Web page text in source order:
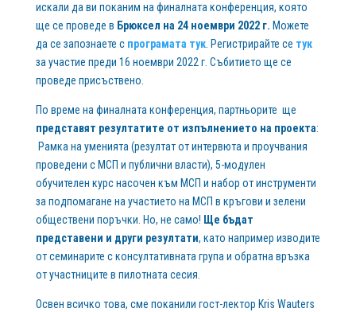
искали да ви поканим на финалната конференция, която
ще се проведе в Брюксел на 24 ноември 2022 г. Можете
да се запознаете с програмата тук. Регистрирайте се тук
за участие преди 16 ноември 2022 г. Събитието ще се
проведе присъствено.
По време на финалната конференция, партньорите ще
представят резултатите от изпълнението на проекта:
Рамка на уменията (резултат от интервюта и проучвания
проведени с МСП и публични власти), 5-модулен
обучителен курс насочен към МСП и набор от инструменти
за подпомагане на участието на МСП в кръгови и зелени
обществени поръчки. Но, не само! Ще бъдат
представени и други резултати, като например изводите
от семинарите с консултативната група и обратна връзка
от участниците в пилотната сесия.
Освен всичко това, сме поканили гост-лектор Kris Wauters